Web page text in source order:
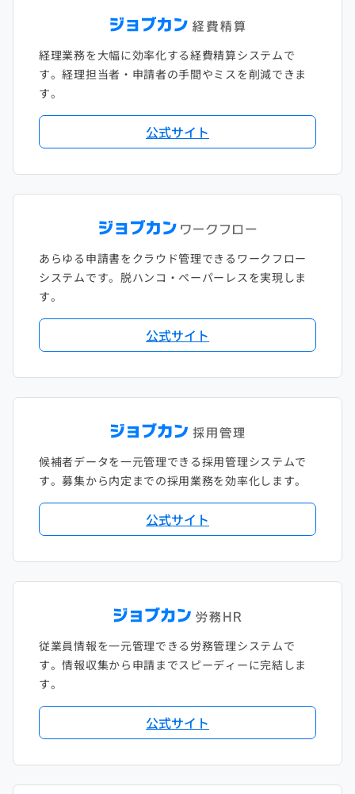
経理業務を大幅に効率化する経費精算システムで
す。経理担当者・申請者の手間やミスを削減できま
す。
公式サイト
あらゆる申請書をクラウド管理できるワークフロー
システムです。脱ハンコ・ペーパーレスを実現しま
す。
公式サイト
候補者データを一元管理できる採用管理システムで
す。募集から内定までの採用業務を効率化します。
公式サイト
従業員情報を一元管理できる労務管理システムで
す。情報収集から申請までスピーディーに完結しま
す。
公式サイト